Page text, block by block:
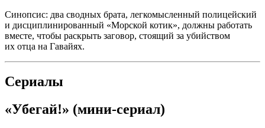
Синопсис: два сводных брата, легкомысленный полицейский
и дисциплинированный «Морской котик», должны работать
вместе, чтобы раскрыть заговор, стоящий за убийством
их отца на Гавайях.
Сериалы
«Убегай!» (мини-сериал)